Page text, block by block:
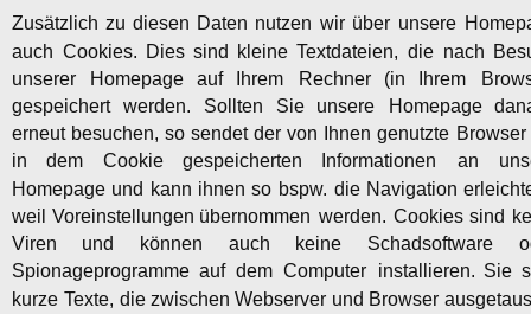
Zusätzlich zu diesen Daten nutzen wir über unsere
auch Cookies. Dies sind kleine Textdateien, die nach
unserer
Homepage auf Ihrem Rechner (in Ihrem
gespeichert
werden. Sollten Sie unsere Homepage
erneut besuchen, so sendet der von Ihnen genutzte Browser
in
dem Cookie gespeicherten Informationen an
Homepage und kann ihnen so bspw. die Navigation
weil Voreinstellungen übernommen werden. Cookies sind
Viren
und können auch keine Schadsoftware
Spionageprogramme auf dem Computer installieren. Sie
kurze Texte, die zwischen Webserver und Browser